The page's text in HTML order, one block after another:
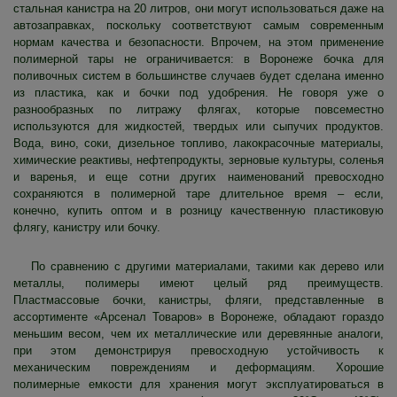
стальная канистра на 20 литров, они могут использоваться даже на
автозаправках, поскольку соответствуют самым современным
нормам качества и безопасности. Впрочем, на этом применение
полимерной тары не ограничивается: в Воронеже бочка для
поливочных систем в большинстве случаев будет сделана именно
из пластика, как и бочки под удобрения. Не говоря уже о
разнообразных по литражу флягах, которые повсеместно
используются для жидкостей, твердых или сыпучих продуктов.
Вода, вино, соки, дизельное топливо, лакокрасочные материалы,
химические реактивы, нефтепродукты, зерновые культуры, соленья
и варенья, и еще сотни других наименований превосходно
сохраняются в полимерной таре длительное время – если,
конечно, купить оптом и в розницу качественную пластиковую
флягу, канистру или бочку.
По сравнению с другими материалами, такими как дерево или
металлы, полимеры имеют целый ряд преимуществ.
Пластмассовые бочки, канистры, фляги, представленные в
ассортименте «Арсенал Товаров» в Воронеже, обладают гораздо
меньшим весом, чем их металлические или деревянные аналоги,
при этом демонстрируя превосходную устойчивость к
механическим повреждениям и деформациям. Хорошие
полимерные емкости для хранения могут эксплуатироваться в